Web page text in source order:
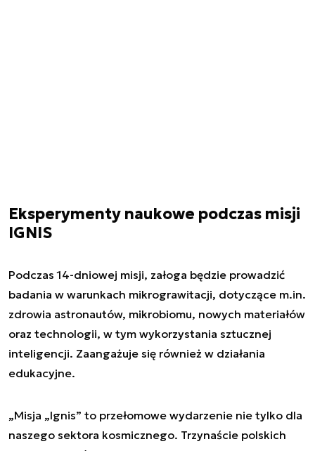
Eksperymenty naukowe podczas misji
IGNIS
Podczas 14-dniowej misji, załoga będzie prowadzić
badania w warunkach mikrograwitacji, dotyczące m.in.
zdrowia astronautów, mikrobiomu, nowych materiałów
oraz technologii, w tym wykorzystania sztucznej
inteligencji. Zaangażuje się również w działania
edukacyjne.
„Misja „Ignis” to przełomowe wydarzenie nie tylko dla
naszego sektora kosmicznego. Trzynaście polskich